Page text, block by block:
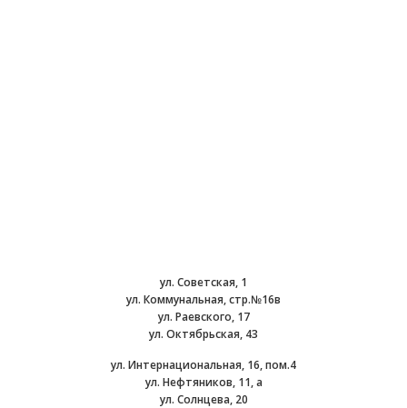
ул. Советская, 1
ул. Коммунальная, стр.№16в
ул. Раевского, 17
ул. Октябрьская, 43
ул. Интернациональная, 16, пом.4
ул. Нефтяников, 11, а
ул. Солнцева, 20